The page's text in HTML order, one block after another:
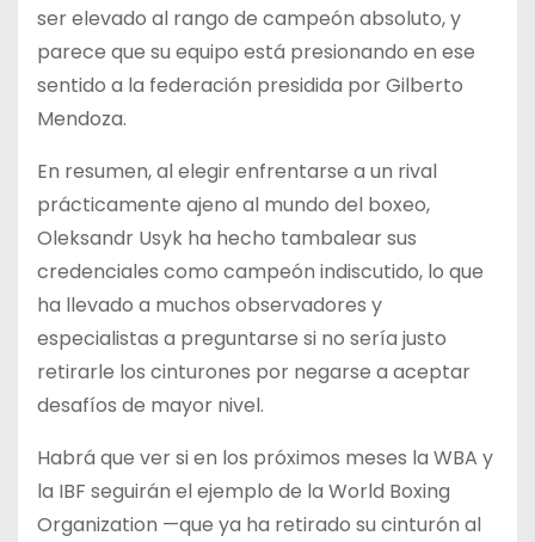
ser elevado al rango de campeón absoluto, y
parece que su equipo está presionando en ese
sentido a la federación presidida por Gilberto
Mendoza.
En resumen, al elegir enfrentarse a un rival
prácticamente ajeno al mundo del boxeo,
Oleksandr Usyk ha hecho tambalear sus
credenciales como campeón indiscutido, lo que
ha llevado a muchos observadores y
especialistas a preguntarse si no sería justo
retirarle los cinturones por negarse a aceptar
desafíos de mayor nivel.
Habrá que ver si en los próximos meses la WBA y
la IBF seguirán el ejemplo de la World Boxing
Organization —que ya ha retirado su cinturón al